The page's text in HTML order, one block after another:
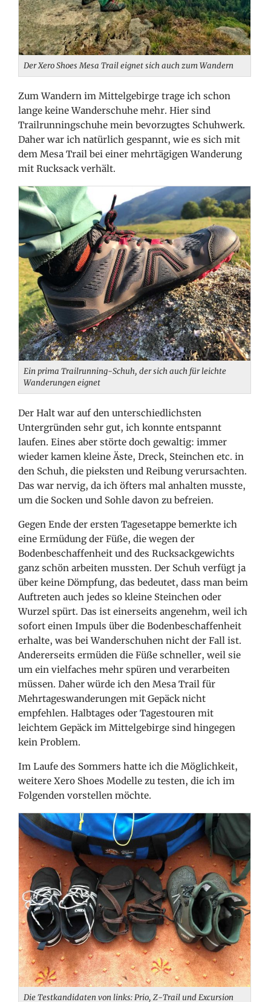
Der Xero Shoes Mesa Trail eignet sich auch zum Wandern
Zum Wandern im Mittelgebirge trage ich schon
lange keine Wanderschuhe mehr. Hier sind
Trailrunningschuhe mein bevorzugtes Schuhwerk.
Daher war ich natürlich gespannt, wie es sich mit
dem Mesa Trail bei einer mehrtägigen Wanderung
mit Rucksack verhält.
Ein prima Trailrunning-Schuh, der sich auch für leichte
Wanderungen eignet
Der Halt war auf den unterschiedlichsten
Untergründen sehr gut, ich konnte entspannt
laufen. Eines aber störte doch gewaltig: immer
wieder kamen kleine Äste, Dreck, Steinchen etc. in
den Schuh, die pieksten und Reibung verursachten.
Das war nervig, da ich öfters mal anhalten musste,
um die Socken und Sohle davon zu befreien.
Gegen Ende der ersten Tagesetappe bemerkte ich
eine Ermüdung der Füße, die wegen der
Bodenbeschaffenheit und des Rucksackgewichts
ganz schön arbeiten mussten. Der Schuh verfügt ja
über keine Dömpfung, das bedeutet, dass man beim
Auftreten auch jedes so kleine Steinchen oder
Wurzel spürt. Das ist einerseits angenehm, weil ich
sofort einen Impuls über die Bodenbeschaffenheit
erhalte, was bei Wanderschuhen nicht der Fall ist.
Andererseits ermüden die Füße schneller, weil sie
um ein vielfaches mehr spüren und verarbeiten
müssen. Daher würde ich den Mesa Trail für
Mehrtageswanderungen mit Gepäck nicht
empfehlen. Halbtages oder Tagestouren mit
leichtem Gepäck im Mittelgebirge sind hingegen
kein Problem.
Im Laufe des Sommers hatte ich die Möglichkeit,
weitere Xero Shoes Modelle zu testen, die ich im
Folgenden vorstellen möchte.
Die Testkandidaten von links: Prio, Z-Trail und Excursion